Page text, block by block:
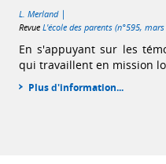
L. Merland |
RevueL'école des parents (n°595,
En s'appuyant sur les
qui travaillent en mission
Plus d'information...